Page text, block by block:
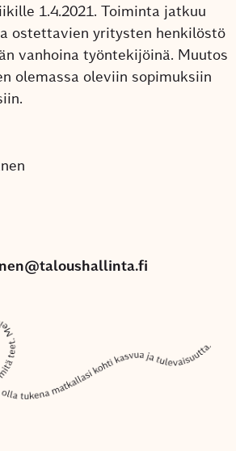
1.4.2021. Toiminta jatkuu
ostettavien yritysten henkilöstö
vanhoina työntekijöinä. Muutos
olemassa oleviin sopimuksiin